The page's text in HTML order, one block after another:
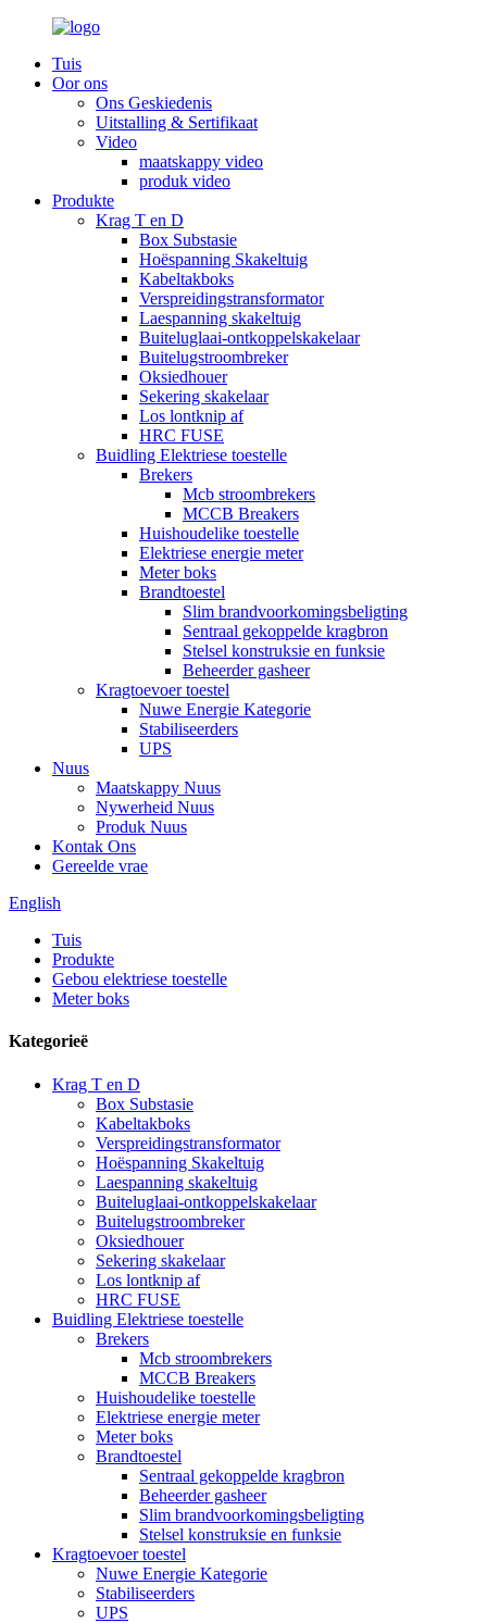
Tuis
Oor ons
Ons Geskiedenis
Uitstalling & Sertifikaat
Video
maatskappy video
produk video
Produkte
Krag T en D
Box Substasie
Hoëspanning Skakeltuig
Kabeltakboks
Verspreidingstransformator
Laespanning skakeltuig
Buiteluglaai-ontkoppelskakelaar
Buitelugstroombreker
Oksiedhouer
Sekering skakelaar
Los lontknip af
HRC FUSE
Buidling Elektriese toestelle
Brekers
Mcb stroombrekers
MCCB Breakers
Huishoudelike toestelle
Elektriese energie meter
Meter boks
Brandtoestel
Slim brandvoorkomingsbeligting
Sentraal gekoppelde kragbron
Stelsel konstruksie en funksie
Beheerder gasheer
Kragtoevoer toestel
Nuwe Energie Kategorie
Stabiliseerders
UPS
Nuus
Maatskappy Nuus
Nywerheid Nuus
Produk Nuus
Kontak Ons
Gereelde vrae
English
Tuis
Produkte
Gebou elektriese toestelle
Meter boks
Kategorieë
Krag T en D
Box Substasie
Kabeltakboks
Verspreidingstransformator
Hoëspanning Skakeltuig
Laespanning skakeltuig
Buiteluglaai-ontkoppelskakelaar
Buitelugstroombreker
Oksiedhouer
Sekering skakelaar
Los lontknip af
HRC FUSE
Buidling Elektriese toestelle
Brekers
Mcb stroombrekers
MCCB Breakers
Huishoudelike toestelle
Elektriese energie meter
Meter boks
Brandtoestel
Sentraal gekoppelde kragbron
Beheerder gasheer
Slim brandvoorkomingsbeligting
Stelsel konstruksie en funksie
Kragtoevoer toestel
Nuwe Energie Kategorie
Stabiliseerders
UPS